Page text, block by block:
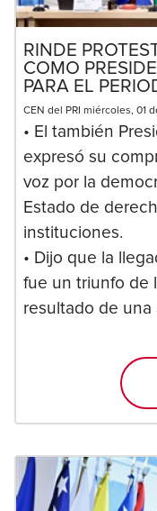
RINDE
COMO
PARA EL
CEN del PRI miércoles, 01
• El también
expresó su
voz por la
Estado de
instituciones.
• Dijo que la
fue un triunfo de
resultado de una